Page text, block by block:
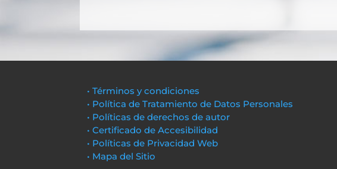
• Términos y condiciones
• Política de Tratamiento de Datos Personales
• Políticas de derechos de autor
• Certificado de Accesibilidad
• Políticas de Privacidad Web
• Mapa del Sitio